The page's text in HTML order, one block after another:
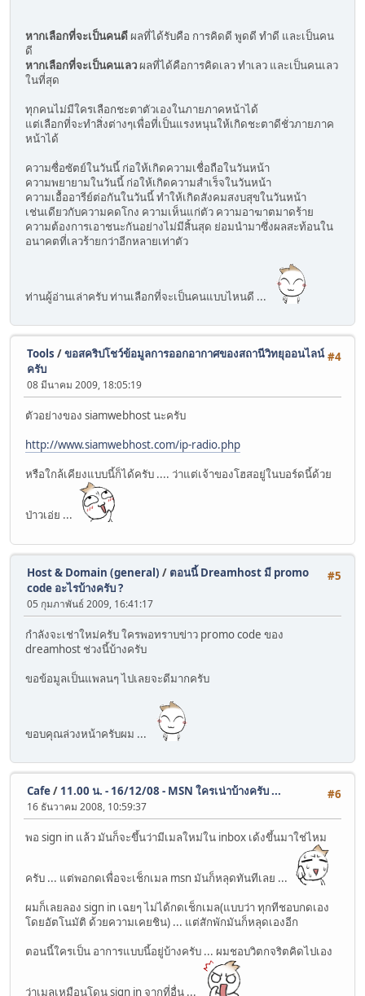
หากเลือกที่จะเป็นคนดีผลที่ได้รับคือ การคิดดี พูดดี ทำดี และเป็นคน
ดี
หากเลือกที่จะเป็นคนเลวผลที่ได้คือการคิดเลว ทำเลว และเป็นคนเลว
ในที่สุด
ทุกคนไม่มีใครเลือกชะตาตัวเองในภายภาคหน้าได้
แต่เลือกที่จะทำสิ่งต่างๆเพื่อที่เป็นแรงหนุนให้เกิดชะตาดีชั่วภายภาค
หน้าได้
ความซื่อซัตย์ในวันนี้ ก่อให้เกิดความเชื่อถือในวันหน้า
ความพยายามในวันนี้ ก่อให้เกิดความสำเร็จในวันหน้า
ความเอื้ออารีย์ต่อกันในวันนี้ ทำให้เกิดสังคมสงบสุขในวันหน้า
เช่นเดียวกับความคดโกง ความเห็นแก่ตัว ความอาฆาตมาดร้าย
ความต้องการเอาชนะกันอย่างไม่มีสิ้นสุด ย่อมนำมาซึ่งผลสะท้อนใน
อนาคตที่เลวร้ายกว่าอีกหลายเท่าตัว
ท่านผู้อ่านเล่าครับ ท่านเลือกที่จะเป็นคนแบบไหนดี ...
#4
Tools /ขอสคริปโชว์ข้อมูลการออกอากาศของสถานีวิทยุออนไลน์
ครับ
08 มีนาคม 2009, 18:05:19
ตัวอย่างของ siamwebhost นะครับ
http://www.siamwebhost.com/ip-radio.php
หรือใกล้เคียงแบบนี้ก็ได้ครับ .... ว่าแต่เจ้าของโฮสอยู่ในบอร์ดนี้ด้วย
ป่าวเอ่ย ...
#5
Host & Domain (general) / ตอนนี้ Dreamhost มี promo
code อะไรบ้างครับ ?
05 กุมภาพันธ์ 2009, 16:41:17
กำลังจะเช่าใหม่ครับ ใครพอทราบข่าว promo code ของ
dreamhost ช่วงนี้บ้างครับ
ขอข้อมูลเป็นแพลนๆ ไปเลยจะดีมากครับ
ขอบคุณล่วงหน้าครับผม ...
#6
Cafe/ 11.00 น. - 16/12/08 - MSN ใครเน่าบ้างครับ ...
16 ธันวาคม 2008, 10:59:37
พอ sign in แล้ว มันก็จะขึ้นว่ามีเมลใหม่ใน inbox เด้งขึ้นมาใช่ไหม
ครับ ... แต่พอกดเพื่อจะเช็กเมล msn มันก็หลุดทันทีเลย ...
ผมก็เลยลอง sign in เฉยๆ ไม่ได้กดเช็กเมล(แบบว่า ทุกทีชอบกดเอง
โดยอัตโนมัติ ด้วยความเคยชิน) ... แต่สักพักมันก็หลุดเองอีก
ตอนนี้ใครเป็น อาการแบบนี้อยู่บ้างครับ ... ผมชอบวิตกจริตคิดไปเอง
ว่าเมลเหมือนโดน sign in จากที่อื่น ...